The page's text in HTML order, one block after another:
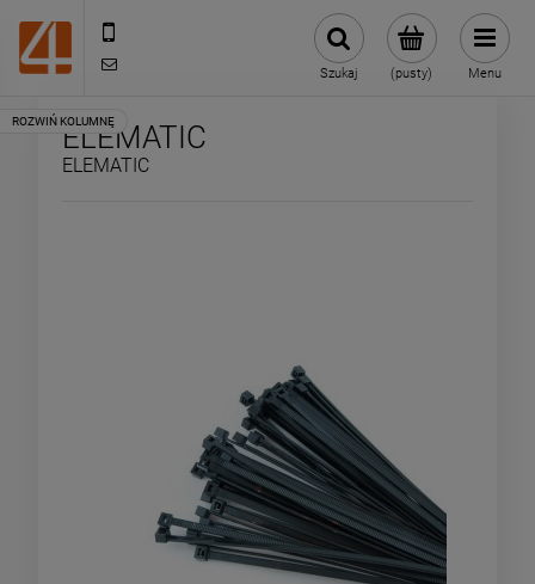
(pusty)
Szukaj Menu
ELEMATIC
ELEMATIC